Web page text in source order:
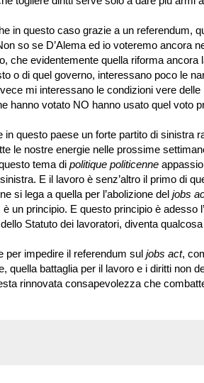
in questo caso grazie a un referendum,
so se D’Alema ed io voteremo ancora
che evidentemente quella riforma ancora
o di quel governo, interessano poco le
mi interessano le condizioni vere
hanno votato NO hanno usato quel voto
questo paese un forte partito di sinistra
le nostre energie nelle prossime
tema di politique politicenne
E il lavoro è senz’altro il primo di
si lega a quella per l’abolizione del jobs
un principio. E questo principio è adesso
Statuto dei lavoratori, diventa
per impedire il referendum sul jobs act,
battaglia per il lavoro e i diritti non
rinnovata consapevolezza che